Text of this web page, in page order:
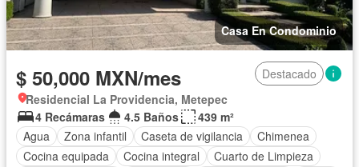
Casa En Condominio
$ 50,000 MXN/mes
Destacado
Residencial La Providencia, Metepec
4 Recámaras
4.5 Baños
439 m²
Agua
Zona infantil Caseta de vigilancia
Chimenea
Cocina equipada
Cocina integral
Cuarto de Limpieza